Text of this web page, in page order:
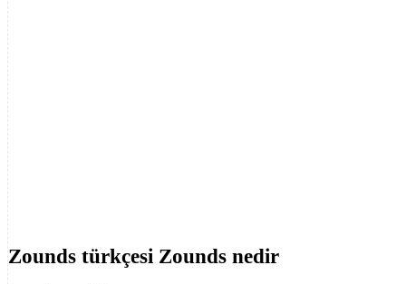
Zounds türkçesi Zounds nedir